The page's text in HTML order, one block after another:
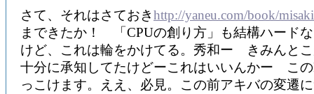
さて、それはさておきhttp://yaneu.com/book/
まできたか！ 「CPUの創り方」も結構ハード
けど、これは輪をかけてる。秀和ー きみんと
十分に承知してたけどーこれはいいんかー この
っこけます。ええ、必見。この前アキバの変遷